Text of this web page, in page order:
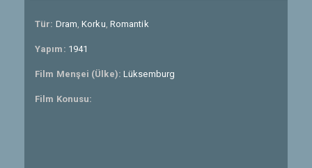
Tür: Dram,Korku, Romantik
Yapım: 1941
Film Menşei (Ülke): Lüksemburg
Film Konusu: